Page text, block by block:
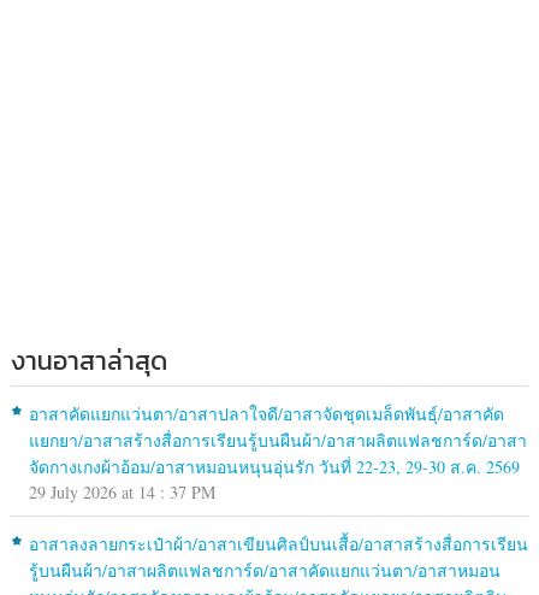
งานอาสาล่าสุด
อาสาคัดแยกแว่นตา/อาสาปลาใจดี/อาสาจัดชุดเมล็ดพันธุ์/อาสาคัด
แยกยา/อาสาสร้างสื่อการเรียนรู้บนผืนผ้า/อาสาผลิตแฟลชการ์ด/อาสา
จัดกางเกงผ้าอ้อม/อาสาหมอนหนุนอุ่นรัก วันที่ 22-23, 29-30 ส.ค. 2569
29 July 2026 at 14 : 37 PM
อาสาลงลายกระเป๋าผ้า/อาสาเขียนศิลป์บนเสื้อ/อาสาสร้างสื่อการเรียน
รู้บนผืนผ้า/อาสาผลิตแฟลชการ์ด/อาสาคัดแยกแว่นตา/อาสาหมอน